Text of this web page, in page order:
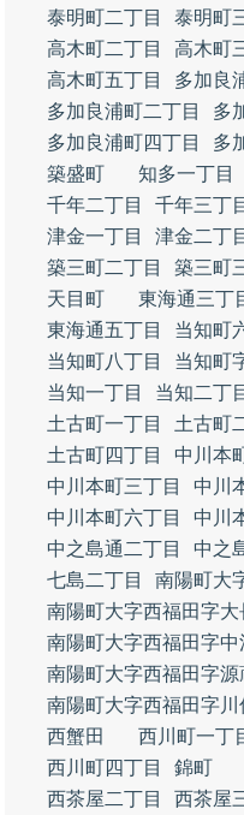
泰明町二丁目
泰明町
高木町二丁目
高木町
高木町五丁目
多加良
多加良浦町二丁目
多
多加良浦町四丁目
多
築盛町
知多一丁目
千年二丁目
千年三丁
津金一丁目
津金二丁
築三町二丁目
築三町
天目町
東海通三丁
東海通五丁目
当知町
当知町八丁目
当知町
当知一丁目
当知二丁
土古町一丁目
土古町
土古町四丁目
中川本
中川本町三丁目
中川
中川本町六丁目
中川
中之島通二丁目
中之
七島二丁目
南陽町大
南陽町大字西福田字大
南陽町大字西福田字中
南陽町大字西福田字源
南陽町大字西福田字川
西蟹田
西川町一丁
西川町四丁目
錦町
西茶屋二丁目
西茶屋